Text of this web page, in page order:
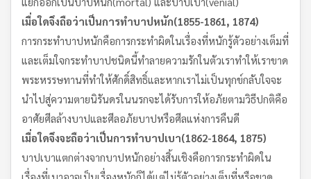
เมื่อใดจึงถือว่าเป็นการทำบาปหนัก(1855-1861, 1874)
การกระทำบาปหนักคือการกระทำผิดในเรื่องที่หนักรู้ตัวอย่างเต็มที่
และเต็มใจกระทำบาปชนิดนี้ทำลายความรักในตัวเราทำให้เราขาด
พระหรรษทานที่ทำให้ศักดิ์สิทธิ์และหากเราไม่เป็นทุกข์กลับใจจะ
นำไปสู่ความตายนิรันดรในนรกจะได้รับการให้อภัยตามวิธีปกติคือ
อาศัยศีลล้างบาปและศีลอภัยบาปหรือศีลแห่งการคืนดี
เมื่อใดจึงจะถือว่าเป็นการทำบาปเบา(1862-1864, 1875)
บาปเบาแตกต่างจากบาปหนักอย่างสิ้นเชิงคือการกระทำผิดใน